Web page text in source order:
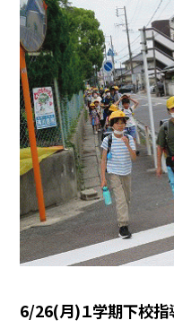
6/26(月)１学期下校指